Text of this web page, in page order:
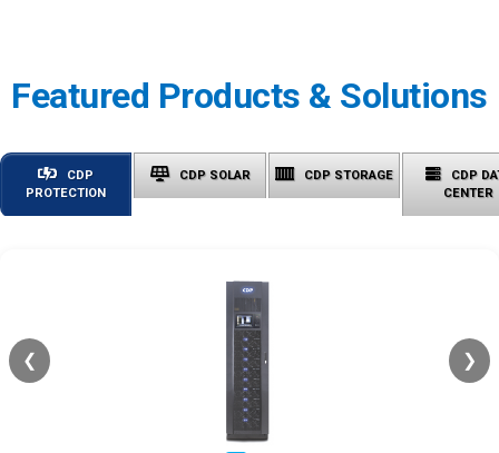
Featured Products & Solutions
CDP
PROTECTION
CDP SOLAR CDP STORAGE
CDP
CENTER
❮ ❯